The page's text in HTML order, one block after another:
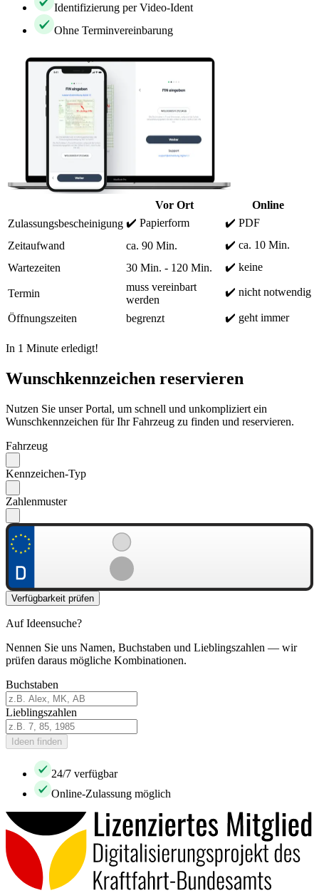
Identifizierung per Video-Ident
Ohne Terminvereinbarung
Vor Ort
Online
Zulassungsbescheinigung ✔️ Papierform
✔️ PDF
Zeitaufwand
ca. 90 Min.
✔️ ca. 10 Min.
Wartezeiten
30 Min. - 120 Min. ✔️ keine
Termin
muss vereinbart
werden
✔️ nicht notwendig
Öffnungszeiten begrenzt ✔️ geht immer
In 1 Minute erledigt!
Wunschkennzeichen reservieren
Nutzen Sie unser Portal, um schnell und unkompliziert ein
Wunschkennzeichen für Ihr Fahrzeug zu finden und reservieren.
Fahrzeug
Kennzeichen-Typ
Zahlenmuster
Verfügbarkeit prüfen
Auf Ideensuche?
Nennen Sie uns Namen, Buchstaben und Lieblingszahlen — wir
prüfen daraus mögliche Kombinationen.
Buchstaben
Lieblingszahlen
Ideen finden
24/7 verfügbar
Online-Zulassung möglich